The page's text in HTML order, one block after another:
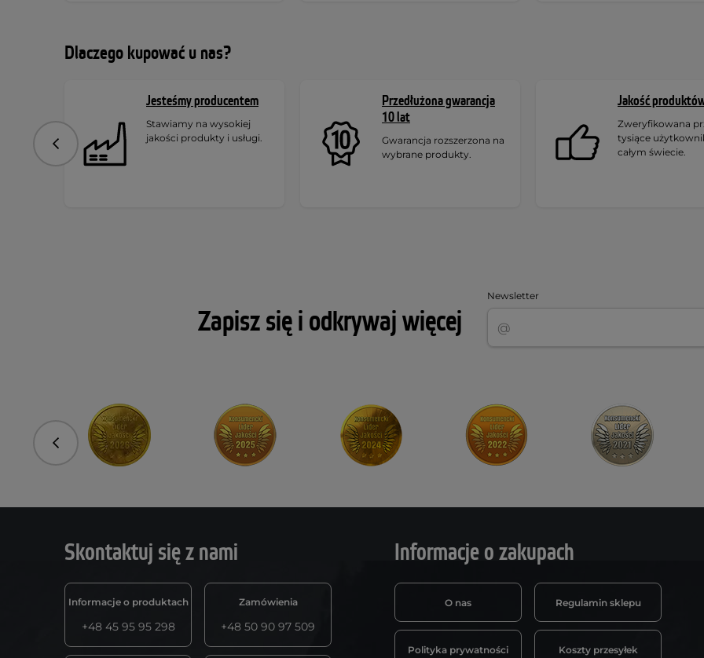
Dlaczego kupować u nas?
Jesteśmy producentem
Stawiamy na wysokiej
jakości produkty i usługi.
Przedłużona gwarancja
10 lat
Gwarancja rozszerzona na
wybrane produkty.
Jakość
Zweryfikowana
tysiące
całym świecie.
Poprzedni
Zapisz się i odkrywaj więcej
Newsletter
Poprzedni
Skontaktuj się z nami
Informacje o produktach
+48 45 95 95 298
Zamówienia
+48 50 90 97 509
Informacje o zakupach
O nas Regulamin sklepu
Polityka prywatności Koszty przesyłek